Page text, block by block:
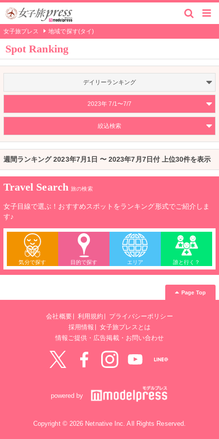
女子旅プレス 地域で探す(タイ)
Spot Ranking
デイリーランキング
2023年 7/1〜7/7
絞込検索
週間ランキング 2023年7月1日 〜 2023年7月7日付 上位30件を表示
Travel Search 旅の検索
女子目線で選ぶ！おすすめスポットをランキング形式でご紹介しま
す♪
気分で探す 目的で探す エリア 誰と行く？
Page Top
会社概要 利用規約
プライバシーポリシー
採用情報
女子旅プレスとは
情報ご提供・広告掲載・お問い合わせ
powered by
Copyright © 2026 Netnative Inc. All Rights Reserved.